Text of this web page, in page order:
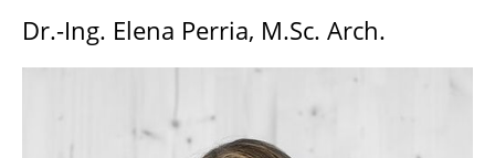
Dr.-Ing. Elena Perria, M.Sc. Arch.